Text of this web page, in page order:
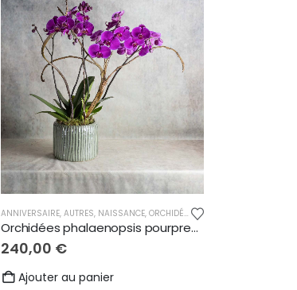
, REMERCIEMENTS
ANNIVERSAIRE, AUTRES, NAISSANCE, ORCHIDÉES ,REMERCIEMENTS
Orchidées phalaenopsis pourpres 4 tiges
240,00 €
Ajouter au panier